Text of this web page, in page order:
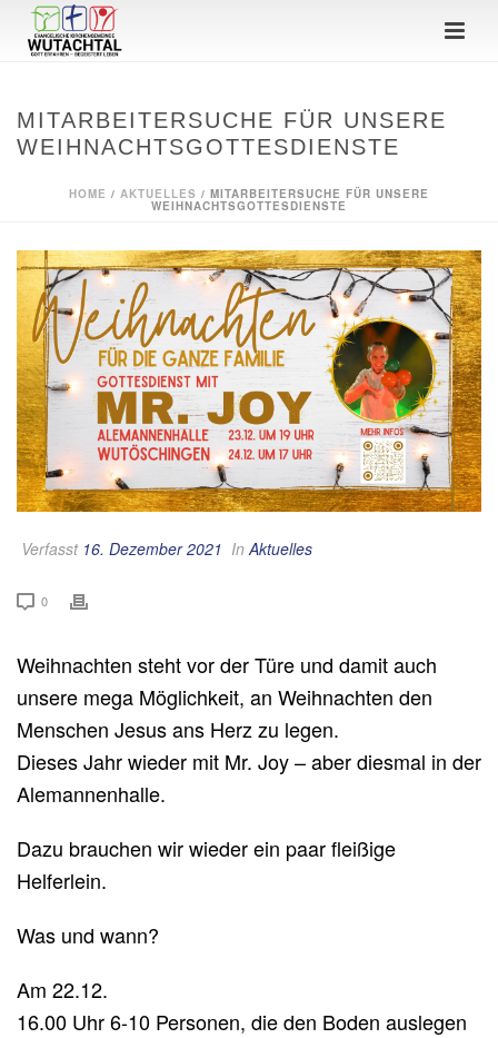
MITARBEITERSUCHE FÜR UNSERE
WEIHNACHTSGOTTESDIENSTE
HOME / AKTUELLES / MITARBEITERSUCHE FÜR UNSERE
WEIHNACHTSGOTTESDIENSTE
Verfasst 16. Dezember 2021 InAktuelles
0
Weihnachten steht vor der Türe und damit auch
unsere mega Möglichkeit, an Weihnachten den
Menschen Jesus ans Herz zu legen.
Dieses Jahr wieder mit Mr. Joy – aber diesmal in der
Alemannenhalle.
Dazu brauchen wir wieder ein paar fleißige
Helferlein.
Was und wann?
Am 22.12.
16.00 Uhr 6-10 Personen, die den Boden auslegen